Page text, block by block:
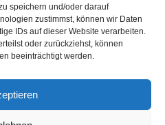
speichern und/oder darauf
zustimmst, können wir Daten
IDs auf dieser Website verarbeiten.
oder zurückziehst, können
beeinträchtigt werden.
Labord Livia Pipes
Martin Krist
Bruun Nika Lubitsch
René Junge